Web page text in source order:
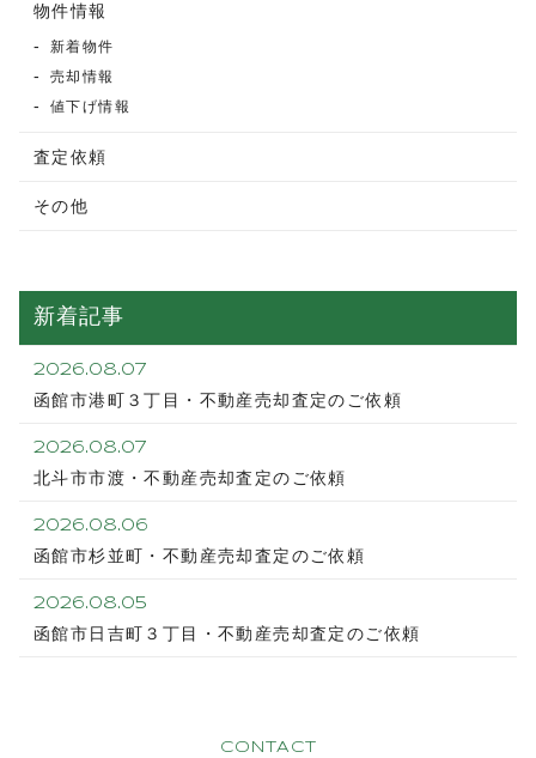
物件情報
新着物件
売却情報
値下げ情報
査定依頼
その他
新着記事
2026.08.07
函館市港町３丁目・不動産売却査定のご依頼
2026.08.07
北斗市市渡・不動産売却査定のご依頼
2026.08.06
函館市杉並町・不動産売却査定のご依頼
2026.08.05
函館市日吉町３丁目・不動産売却査定のご依頼
CONTACT